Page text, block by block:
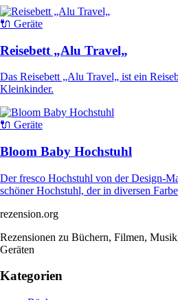
🔌 Geräte
Reisebett „Alu Travel„
Das Reisebett „Alu Travel„ ist ein
Kleinkinder.
🔌 Geräte
Bloom Baby Hochstuhl
Der fresco Hochstuhl von der Design-
schöner Hochstuhl, der in diversen
rezension.org
Rezensionen zu Büchern, Filmen,
Geräten
Kategorien